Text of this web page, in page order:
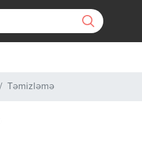
Təmizləmə